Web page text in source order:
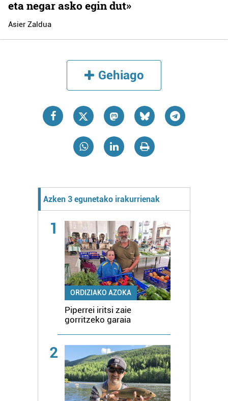
eta negar asko egin dut»
Asier Zaldua
Gehiago
Azken 3 egunetako irakurrienak
1
ORDIZIAKO AZOKA
Piperrei iritsi zaie
gorritzeko garaia
2